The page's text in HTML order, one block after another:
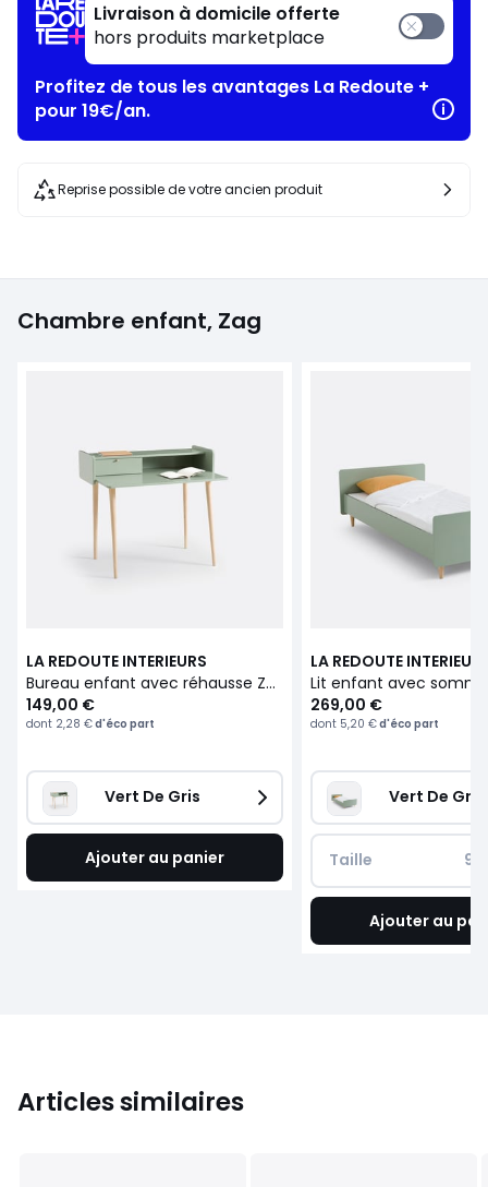
Livraison à domicile offerte
hors produits marketplace
Profitez de tous les avantages La Redoute +
pour 19€/an.
Reprise possible de votre ancien produit
Chambre enfant, Zag
LA REDOUTE INTERIEURS
Bureau enfant avec réhausse Zag
149,00 €
dont 2,28 €d'éco part
Vert De Gris
Ajouter au panier
LA REDOUTE
Lit enfant avec
269,00 €
dont 5,20 €d'éco part
Vert De Gris
Taille
Ajouter au
Articles similaires